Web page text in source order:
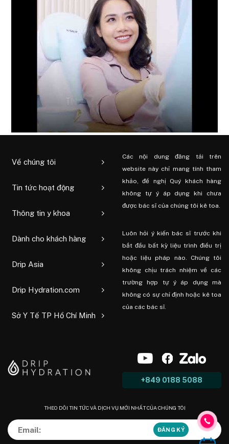
Về chúng tôi
Tin tức hoạt động
Thông tin y khoa
Dành cho khách hàng
Drip Asia
Drip Hydration.com
Sở Y Tế TP Hồ Chí Minh
Các nội dung đăng tải trên
website này chỉ mang tính tham
khảo, đề nghị Quý khách hàng
không tự ý áp dụng khi chưa
được bác sĩ của chúng tôi kê toa.
Luôn hỏi ý kiến ​​bác sĩ trước khi
bắt đầu bất kỳ liệu trình điều trị
hoặc liệu pháp nào. Chúng tôi
không chịu trách nhiệm về các
trường hợp tự ý áp dụng mà
không có sự chỉ định hoặc kê toa
của các bác sĩ.
+849 0188 5088
THEO DÕI TIN TỨC VÀ DỊCH VỤ MỚI NHẤT CỦA CHÚNG TÔI